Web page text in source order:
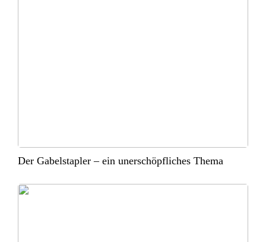
Der Gabelstapler – ein unerschöpfliches Thema